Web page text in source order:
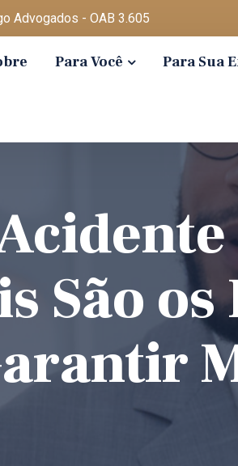
Advogados - OAB 3.605
Para Você Para Sua
São